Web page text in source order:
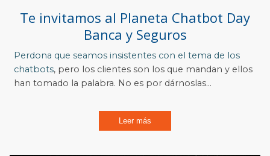
Te invitamos al Planeta Chatbot Day
Banca y Seguros
Perdona que seamos insistentes con el tema de los
chatbots, pero los clientes son los que mandan y ellos
han tomado la palabra. No es por dárnoslas...
Leer más